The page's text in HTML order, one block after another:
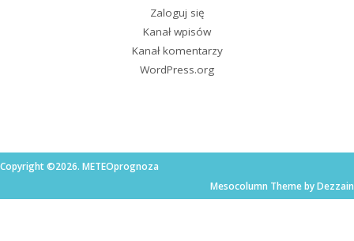
Zaloguj się
Kanał wpisów
Kanał komentarzy
WordPress.org
Copyright ©2026. METEOprognoza
Mesocolumn Theme by Dezzain